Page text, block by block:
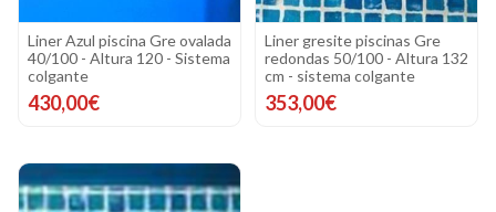
Liner Azul piscina Gre ovalada
40/100 - Altura 120 - Sistema
colgante
430,00€
Liner gresite piscinas Gre
redondas 50/100 - Altura 132
cm - sistema colgante
353,00€